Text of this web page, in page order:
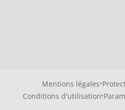
Mentions légales·
Conditions d'utilisation·